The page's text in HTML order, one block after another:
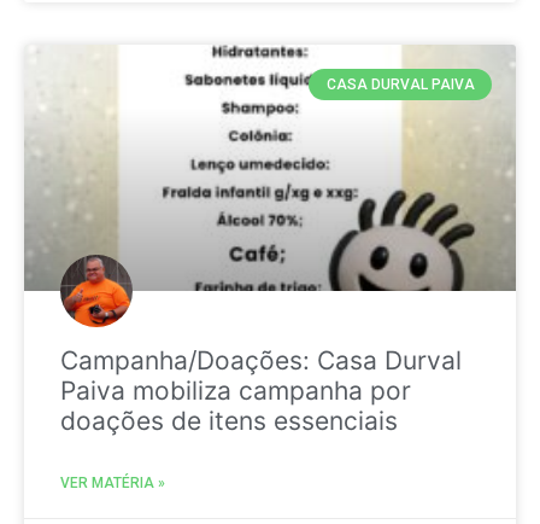
CASA DURVAL PAIVA
Campanha/Doações: Casa Durval
Paiva mobiliza campanha por
doações de itens essenciais
VER MATÉRIA »